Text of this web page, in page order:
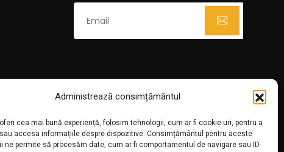
Administrează consimțământul
cea mai bună experiență, folosim tehnologii, cum ar fi cookie-uri, pentru a
accesa informațiile despre dispozitive. Consimțământul pentru aceste
ne permite să procesăm date, cum ar fi comportamentul de navigare sau ID-